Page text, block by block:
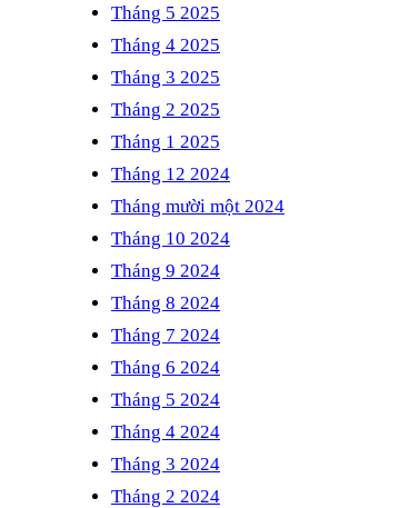
Tháng 5 2025
Tháng 4 2025
Tháng 3 2025
Tháng 2 2025
Tháng 1 2025
Tháng 12 2024
Tháng mười một 2024
Tháng 10 2024
Tháng 9 2024
Tháng 8 2024
Tháng 7 2024
Tháng 6 2024
Tháng 5 2024
Tháng 4 2024
Tháng 3 2024
Tháng 2 2024